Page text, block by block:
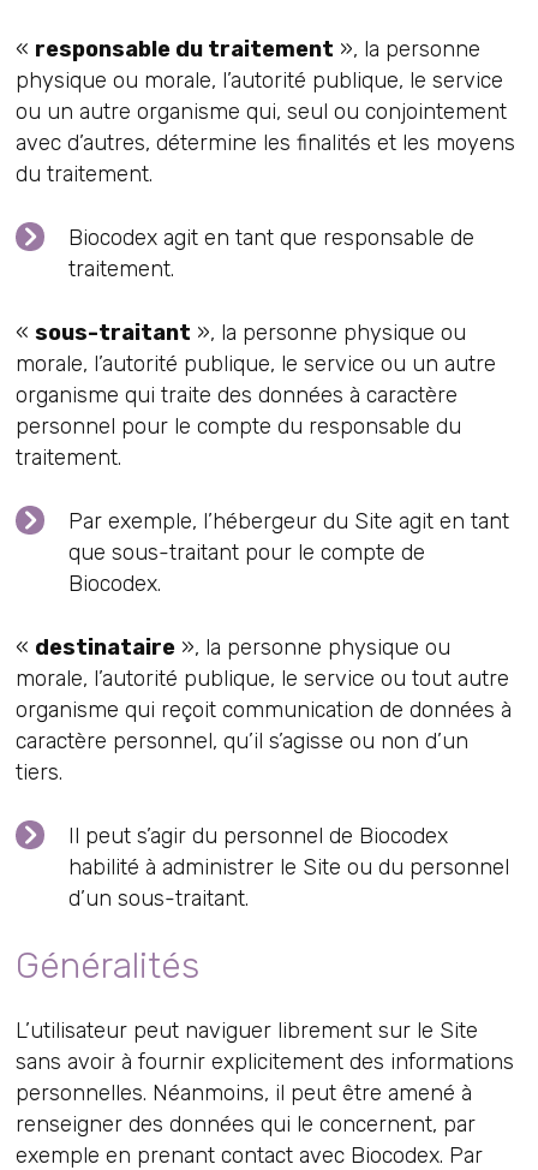
« responsable du traitement », la personne
physique ou morale, l’autorité publique, le service
ou un autre organisme qui, seul ou conjointement
avec d’autres, détermine les finalités et les moyens
du traitement.
Biocodex agit en tant que responsable de
traitement.
«sous-traitant », la personne physique ou
morale, l’autorité publique, le service ou un autre
organisme qui traite des données à caractère
personnel pour le compte du responsable du
traitement.
Par exemple, l’hébergeur du Site agit en tant
que sous-traitant pour le compte de
Biocodex.
« destinataire », la personne physique ou
morale, l’autorité publique, le service ou tout autre
organisme qui reçoit communication de données à
caractère personnel, qu’il s’agisse ou non d’un
tiers.
Il peut s’agir du personnel de Biocodex
habilité à administrer le Site ou du personnel
d’un sous-traitant.
Généralités
L’utilisateur peut naviguer librement sur le Site
sans avoir à fournir explicitement des informations
personnelles. Néanmoins, il peut être amené à
renseigner des données qui le concernent, par
exemple en prenant contact avec Biocodex. Par